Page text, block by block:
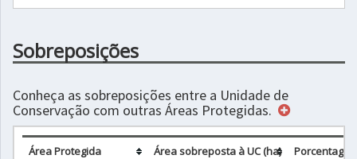
Sobreposições
Conheça as sobreposições entre a Unidade de
Conservação com outras Áreas Protegidas.
Área Protegida Área sobreposta à UC (ha)